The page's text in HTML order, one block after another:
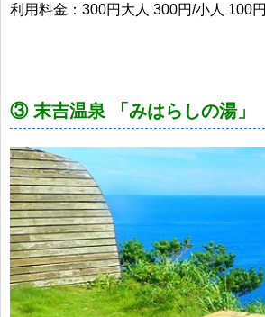
利用料金：300円大人 300円/小人 100円
③ 末吉温泉 「みはらしの湯」